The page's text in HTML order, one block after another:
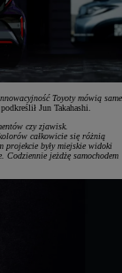
Toyoty mówią same
Jun Takahashi.
czy zjawisk.
całkowicie się różnią
projekcie były miejskie widoki
Codziennie jeżdżę samochodem